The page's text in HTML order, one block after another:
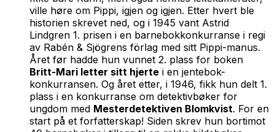
ville høre om Pippi, igjen og igjen. Etter hvert ble
historien skrevet ned, og i 1945 vant Astrid
Lindgren 1. prisen i en barnebokkonkurranse i regi
av Rabén & Sjögrens förlag med sitt Pippi-manus.
Året før hadde hun vunnet 2. plass for boken
Britt-Mari letter sitt hjerte i en jentebok-
konkurransen. Og året etter, i 1946, fikk hun delt 1.
plass i en konkurranse om detektivbøker for
ungdom med Mesterdetektiven Blomkvist. For en
start på et forfatterskap! Siden skrev hun bortimot